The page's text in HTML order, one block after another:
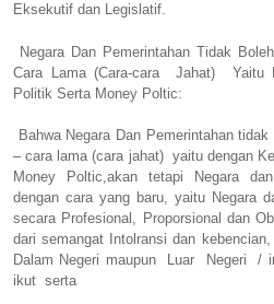
Eksekutif dan Legislatif.
Negara Dan Pemerintahan Tidak
Cara Lama (Cara-cara Jahat) Yaitu
Politik Serta Money Poltic:
Bahwa Negara Dan Pemerintahan
– cara lama (cara jahat) yaitu dengan
Money Poltic,akan tetapi Negara
dengan cara yang baru, yaitu Negara
secara Profesional, Proporsional dan
dari semangat Intolransi dan
Dalam Negeri maupun Luar Negeri /
ikut serta